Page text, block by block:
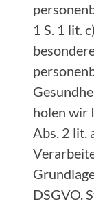
1 S. 1 lit.
holen wir
Abs. 2 lit.
DSGVO.